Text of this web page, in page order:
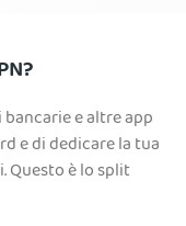
e altre app
e di dedicare la tua
Questo è lo split